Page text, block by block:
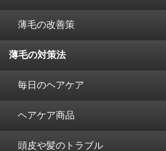
薄毛の改善策
薄毛の対策法
毎日のヘアケア
ヘアケア商品
頭皮や髪のトラブル